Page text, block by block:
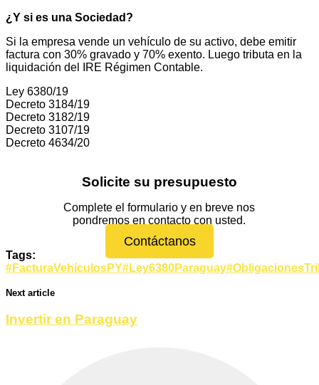
¿Y si es una Sociedad?
Si la empresa vende un vehículo de su activo, debe emitir
factura con 30% gravado y 70% exento. Luego tributa en la
liquidación del IRE Régimen Contable.
Ley 6380/19
Decreto 3184/19
Decreto 3182/19
Decreto 3107/19
Decreto 4634/20
Solicite su presupuesto
Complete el formulario y en breve nos
pondremos en contacto con usted.
Contáctanos
Tags:
#FacturaVehículosPY#Ley6380Paraguay
Next article
Invertir en Paraguay